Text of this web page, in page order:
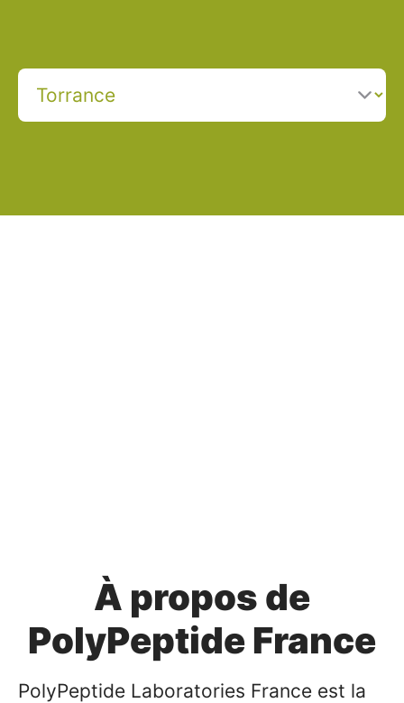
À propos de
PolyPeptide France
PolyPeptide Laboratories France est la